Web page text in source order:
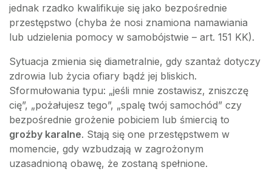
jednak rzadko kwalifikuje się jako bezpośrednie
przestępstwo (chyba że nosi znamiona namawiania
lub udzielenia pomocy w samobójstwie – art. 151 KK).
Sytuacja zmienia się diametralnie, gdy szantaż dotyczy
zdrowia lub życia ofiary bądź jej bliskich.
Sformułowania typu: „jeśli mnie zostawisz, zniszczę
cię”, „pożałujesz tego”, „spalę twój samochód” czy
bezpośrednie grożenie pobiciem lub śmiercią to
groźby karalne. Stają się one przestępstwem w
momencie, gdy wzbudzają w zagrożonym
uzasadnioną obawę, że zostaną spełnione.